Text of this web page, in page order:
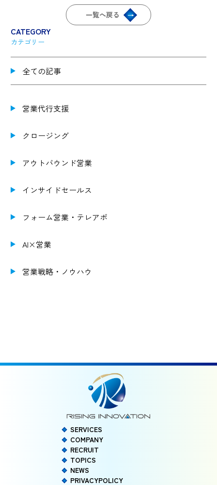
CATEGORY
カテゴリー
全ての記事
営業代行支援
クロージング
アウトバウンド営業
インサイドセールス
フォーム営業・テレアポ
AI×営業
営業戦略・ノウハウ
一覧へ戻る
SERVICES
COMPANY
RECRUIT
TOPICS
NEWS
PRIVACYPOLICY